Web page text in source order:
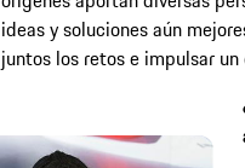
ideas y soluciones aún
juntos los retos e impulsar